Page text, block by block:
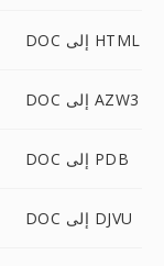
DOC إلى HTML
DOC إلى AZW3
DOC إلى PDB
DOC إلى DJVU